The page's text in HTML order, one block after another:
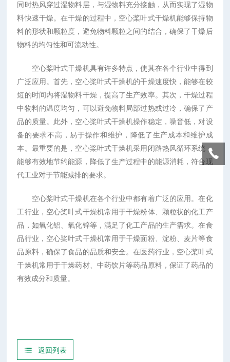
同时热风穿过湿物料层，与湿物料充分接触，从而实现了湿物
料快速干燥。在干燥的过程中，空心桨叶式干燥机能够保持物
料的形状和颗粒度，避免物料颗粒之间的结合，确保了干燥后
物料的均匀性和可流动性。
空心桨叶式干燥机具有许多特点，使其在各个行业中得到
广泛应用。首先，空心桨叶式干燥机的干燥速度快，能够在较
短的时间内将湿物料干燥，提高了生产效率。其次，干燥过程
中物料的温度均匀，可以避免物料局部过热或过冷，确保了产
品的质量。此外，空心桨叶式干燥机操作稳定，噪音低，对设
备的要求不高，易于操作和维护，降低了生产成本和维护成
本。最重要的是，空心桨叶式干燥机采用闭路热风循环系统，
能够有效地节约能源，降低了生产过程中的能源消耗，符合现
代工业对于节能减排的要求。
空心桨叶式干燥机在各个行业中都有着广泛的应用。在化
工行业，空心桨叶式干燥机常用于干燥粉体、颗粒状的化工产
品，如氧化铝、氧化锌等，满足了化工产品的生产需求。在食
品行业，空心桨叶式干燥机常用于干燥面粉、淀粉、麦片等食
品原料，确保了食品的品质和安全。在医药行业，空心桨叶式
干燥机常用于干燥药材、中药饮片等药品原料，保证了药品的
有效成分和质量。
返回列表